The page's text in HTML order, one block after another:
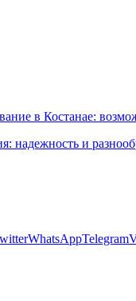
в Костанае:
надежность и
WhatsAppTelegram